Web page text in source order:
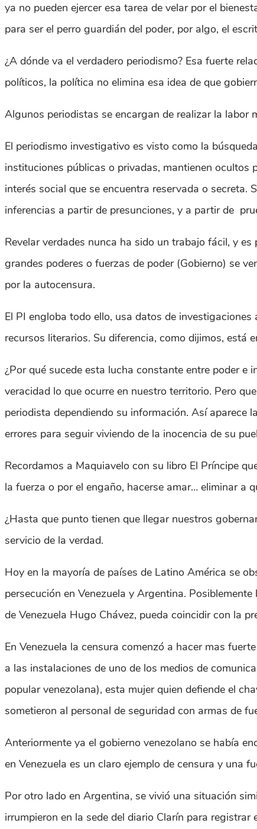
ya no pueden ejercer esa tarea de velar por el
para ser el perro guardián del poder, por algo, el
¿A dónde va el verdadero periodismo? Esa fuerte
políticos, la política no elimina esa idea de que
Algunos periodistas se encargan de realizar la labor
El periodismo investigativo es visto como la
instituciones públicas o privadas, mantienen ocultos
interés social que se encuentra reservada o
inferencias a partir de presunciones, y a partir de
Revelar verdades nunca ha sido un trabajo fácil, y
grandes poderes o fuerzas de poder (Gobierno) se
por la autocensura.
El PI engloba todo ello, usa datos de
recursos literarios. Su diferencia, como dijimos, está
¿Por qué sucede esta lucha constante entre poder
veracidad lo que ocurre en nuestro territorio. Pero
periodista dependiendo su información. Así aparece
errores para seguir viviendo de la inocencia de su
Recordamos a Maquiavelo con su libro El Príncipe
la fuerza o por el engaño, hacerse amar… eliminar a
¿Hasta que punto tienen que llegar nuestros
servicio de la verdad.
Hoy en la mayoría de países de Latino América se
persecución en Venezuela y Argentina.
de Venezuela Hugo Chávez, pueda coincidir con la
En Venezuela la censura comenzó a hacer mas
a las instalaciones de uno de los medios de
popular venezolana), esta mujer quien defiende el
sometieron al personal de seguridad con armas de
Anteriormente ya el gobierno venezolano se había
en Venezuela es un claro ejemplo de censura y una
Por otro lado en Argentina, se vivió una situación
irrumpieron en la sede del diario Clarín para